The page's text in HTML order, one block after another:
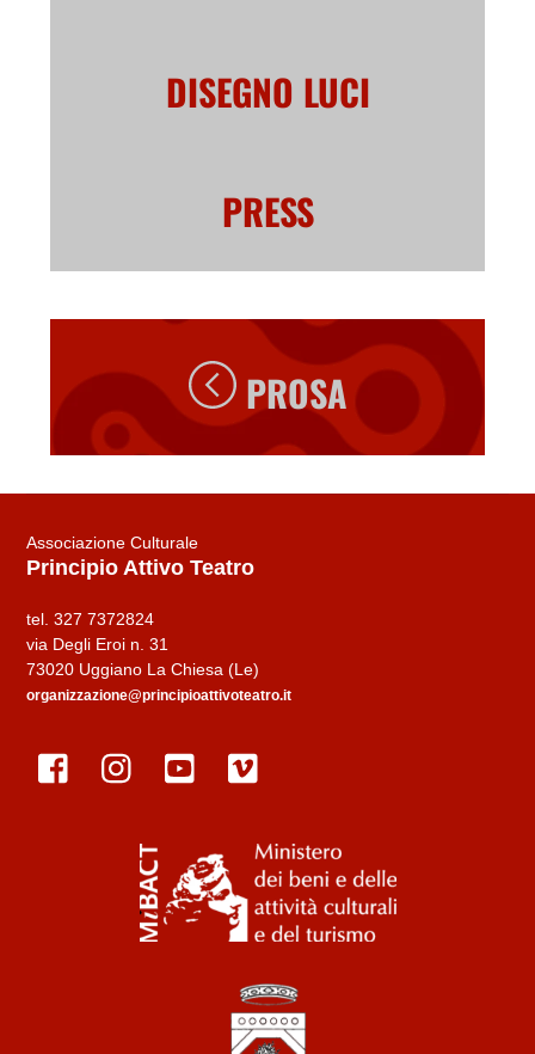
DISEGNO LUCI
PRESS
PROSA
Associazione Culturale
Principio Attivo Teatro
tel. 327 7372824
via Degli Eroi n. 31
73020 Uggiano La Chiesa (Le)
organizzazione@principioattivoteatro.it